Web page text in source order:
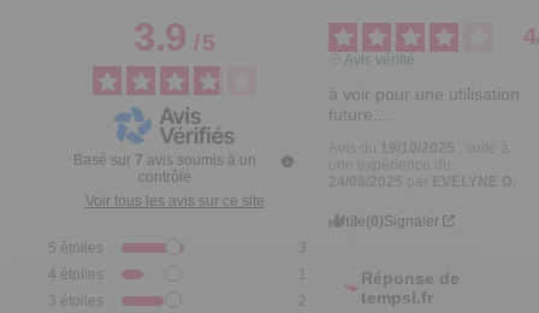
3.9/5
Basé sur 7 avis soumis à un
contrôle
Voir tous les avis sur ce site
5 étoiles
3
4 étoiles
1
3 étoiles
2
4
Avis vérifié
à voir pour une utilisation
future....
19/10/2025
une expérience du
24/08/2025
par EVELYNE D.
Utile(0)Signaler
Réponse de
tempsl.fr